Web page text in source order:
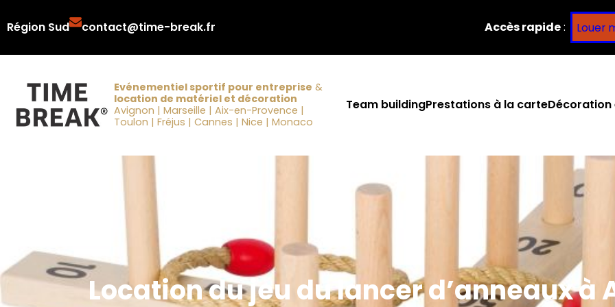
au
contenu
Région Sud contact@time-break.fr Accès rapide: Louer
Evénementiel sportif pour entreprise &
location de matériel et décoration
Avignon | Marseille | Aix-en-Provence |
Toulon | Fréjus | Cannes | Nice | Monaco
Team buildingPrestations à la carteDécoration
Location du jeu du lancer d’anneaux à